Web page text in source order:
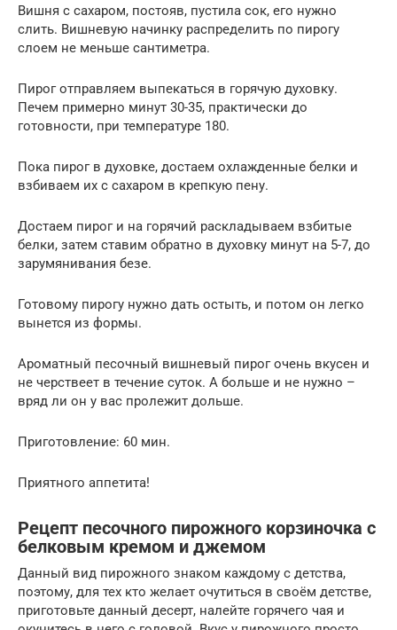
Вишня с сахаром, постояв, пустила сок, его нужно
слить. Вишневую начинку распределить по пирогу
слоем не меньше сантиметра.
Пирог отправляем выпекаться в горячую духовку.
Печем примерно минут 30-35, практически до
готовности, при температуре 180.
Пока пирог в духовке, достаем охлажденные белки и
взбиваем их с сахаром в крепкую пену.
Достаем пирог и на горячий раскладываем взбитые
белки, затем ставим обратно в духовку минут на 5-7, до
зарумянивания безе.
Готовому пирогу нужно дать остыть, и потом он легко
вынется из формы.
Ароматный песочный вишневый пирог очень вкусен и
не черствеет в течение суток. А больше и не нужно –
вряд ли он у вас пролежит дольше.
Приготовление: 60 мин.
Приятного аппетита!
Рецепт песочного пирожного корзиночка с
белковым кремом и джемом
Данный вид пирожного знаком каждому с детства,
поэтому, для тех кто желает очутиться в своём детстве,
приготовьте данный десерт, налейте горячего чая и